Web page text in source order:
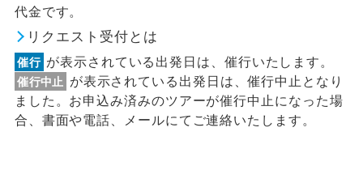
代金です。
リクエスト受付とは
催行 が表示されている出発日は、催行いたします。
催行中止
が表示されている出発日は、催行中止となり
ました。お申込み済みのツアーが催行中止になった場
合、書面や電話、メールにてご連絡いたします。